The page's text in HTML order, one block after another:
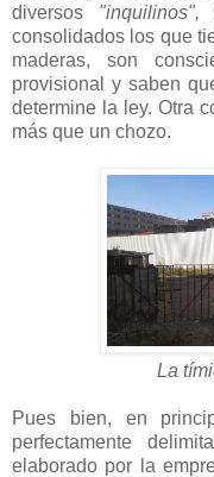
diversos "inquilinos",
consolidados los que
maderas, son
provisional y saben
determine la ley. Otra
más que un chozo.
La
Pues bien, en
perfectamente
elaborado por la